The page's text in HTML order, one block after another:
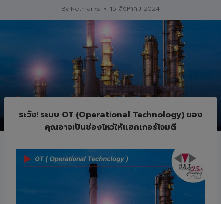
By Netmarks 15 สิงหาคม 2024
ระวัง! ระบบ OT (Operational Technology) ของ
คุณอาจเป็นช่องโหว่ให้แฮกเกอร์โจมตี